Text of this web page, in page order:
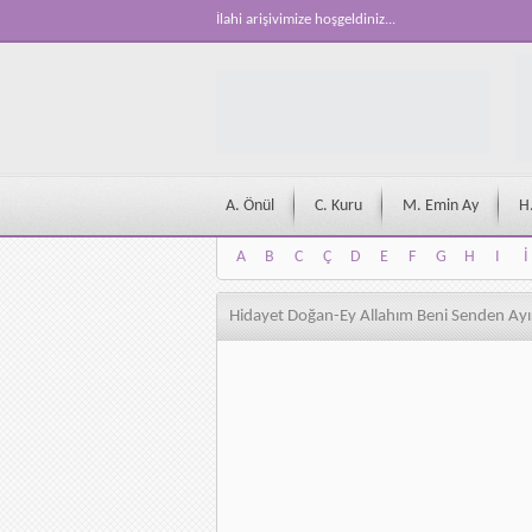
İlahi arişivimize hoşgeldiniz...
A. Önül C. Kuru M. Emin Ay
A B C Ç D E F G H I İ
A
B C Ç D E F G H I İ
Hidayet Doğan-Ey Allahım Beni Senden